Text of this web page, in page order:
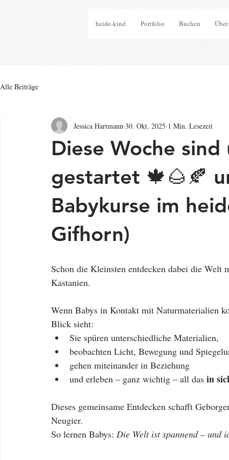
heide-kind Portfolio Buchen
Alle Beiträge
Diese Woche
gestartet 🍁🌰🍂
Babykurse im
Gifhorn)
Jessica Hartmann 30. Okt. 2025 1 Min. Lesezeit
Schon die Kleinsten entdecken dabei die
Kastanien.
Wenn Babys in Kontakt mit Naturmaterialien
Blick sieht:
Sie spüren unterschiedliche Materialien,
beobachten Licht, Bewegung und
gehen miteinander in Beziehung
und erleben – ganz wichtig – all das in
Dieses gemeinsame Entdecken schafft
Neugier.
So lernen Babys: Die Welt ist spannend – und